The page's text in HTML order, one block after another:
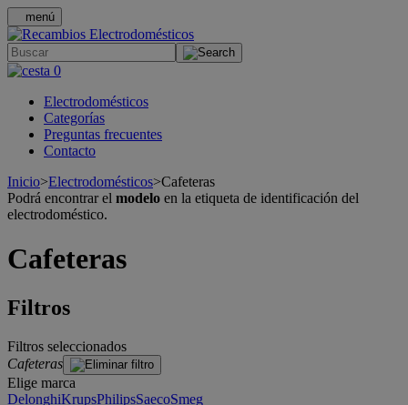
menú
0
Electrodomésticos
Categorías
Preguntas frecuentes
Contacto
Inicio>Electrodomésticos>Cafeteras
Podrá encontrar el modelo en la etiqueta de identificación del
electrodoméstico.
Cafeteras
Filtros
Filtros seleccionados
Cafeteras
Elige marca
DelonghiKrupsPhilipsSaecoSmeg